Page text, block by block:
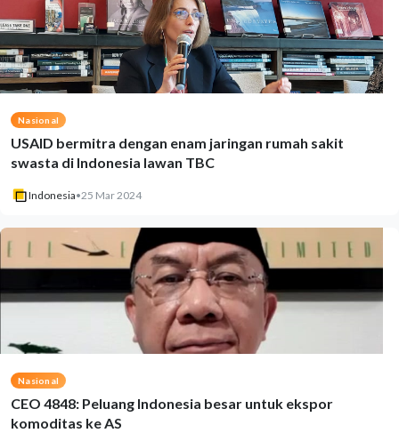
Nasional
USAID bermitra dengan enam jaringan rumah sakit
swasta di Indonesia lawan TBC
Indonesia•25 Mar 2024
Nasional
CEO 4848: Peluang Indonesia besar untuk ekspor
komoditas ke AS